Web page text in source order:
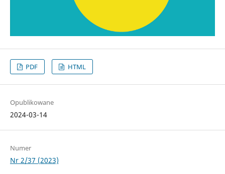
PDF HTML
Opublikowane
2024-03-14
Numer
Nr 2/37 (2023)